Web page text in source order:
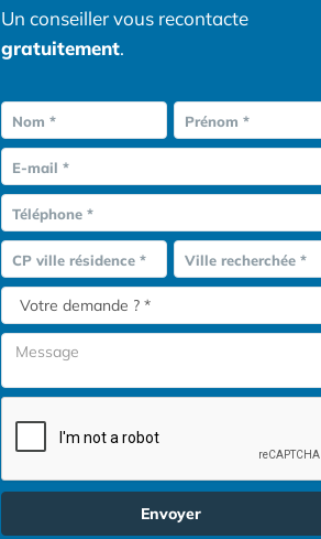
Un conseiller vous recontacte
gratuitement.
Nom * Prénom *
E-mail *
Téléphone *
CP ville résidence * Ville recherchée *
Envoyer